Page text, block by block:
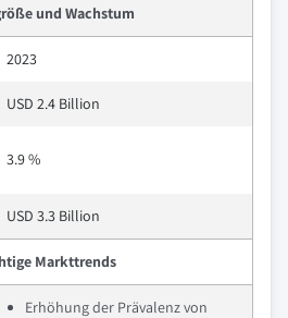
und Wachstum
2023
USD 2.4 Billion
3.9 %
USD 3.3 Billion
Markttrends
Erhöhung der Prävalenz von